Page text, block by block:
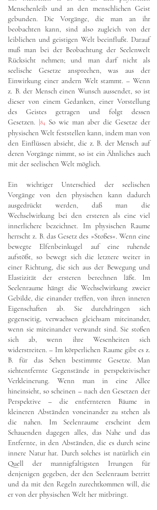
Menschenleib und an den menschlichen Geist
gebunden. Die Vorgänge, die man an ihr
beobachten kann, sind also zugleich von der
leiblichen und geistigen Welt beeinflußt. Darauf
muß man bei der Beobachtung der Seelenwelt
Rücksicht nehmen; und man darf nicht als
seelische Gesetze ansprechen, was aus der
Einwirkung einer andern Welt stammt. – Wenn
z. B. der Mensch einen Wunsch aussendet, so ist
dieser von einem Gedanken, einer Vorstellung
des Geistes getragen und folgt dessen
Gesetzen. |84So wie man aber die Gesetze der
physischen Welt feststellen kann, indem man von
den Einflüssen absieht, die z. B. der Mensch auf
deren Vorgänge nimmt, so ist ein Ähnliches auch
mit der seelischen Welt möglich.
Ein wichtiger Unterschied der seelischen
Vorgänge von den physischen kann dadurch
ausgedrückt werden, daß man die
Wechselwirkung bei den ersteren als eine viel
innerlichere bezeichnet. Im physischen Raume
herrscht z. B. das Gesetz des »Stoßes«. Wenn eine
bewegte Elfenbeinkugel auf eine ruhende
aufstößt, so bewegt sich die letztere weiter in
einer Richtung, die sich aus der Bewegung und
Elastizität der ersteren berechnen läßt. Im
Seelenraume hängt die Wechselwirkung zweier
Gebilde, die einander treffen, von ihren inneren
Eigenschaften ab. Sie durchdringen sich
gegenseitig, verwachsen gleichsam miteinander,
wenn sie miteinander verwandt sind. Sie stoßen
sich ab, wenn ihre Wesenheiten sich
widerstreiten. – Im körperlichen Raume gibt es z.
B. für das Sehen bestimmte Gesetze. Man
siehtentfernte Gegenstände in perspektivischer
Verkleinerung. Wenn man in eine Allee
hineinsieht, so scheinen – nach den Gesetzen der
Perspektive – die entfernteren Bäume in
kleineren Abständen voneinander zu stehen als
die nahen. Im Seelenraume erscheint dem
Schauenden dagegen alles, das Nahe und das
Entfernte, in den Abständen, die es durch seine
innere Natur hat. Durch solches ist natürlich ein
Quell der mannigfaltigsten Irrungen für
denjenigen gegeben, der den Seelenraum betritt
und da mit den Regeln zurechtkommen will, die
er von der physischen Welt her mitbringt.